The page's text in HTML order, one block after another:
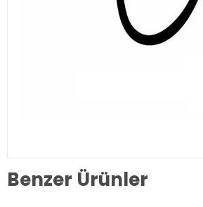
Benzer Ürünler